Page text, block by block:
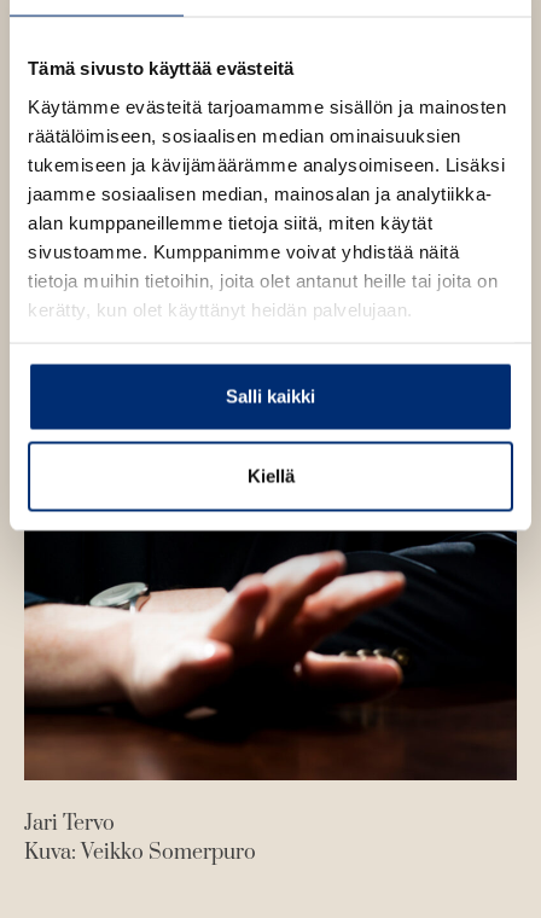
Tämä sivusto käyttää evästeitä
Käytämme evästeitä tarjoamamme sisällön ja mainosten
räätälöimiseen, sosiaalisen median ominaisuuksien
tukemiseen ja kävijämäärämme analysoimiseen. Lisäksi
jaamme sosiaalisen median, mainosalan ja analytiikka-
alan kumppaneillemme tietoja siitä, miten käytät
sivustoamme. Kumppanimme voivat yhdistää näitä
tietoja muihin tietoihin, joita olet antanut heille tai joita on
kerätty, kun olet käyttänyt heidän palvelujaan.
Salli kaikki
Kiellä
l
h
t
e
e
n
l
h
t
e
e
n
v
Jari Tervo
Kuva: Veikko Somerpuro